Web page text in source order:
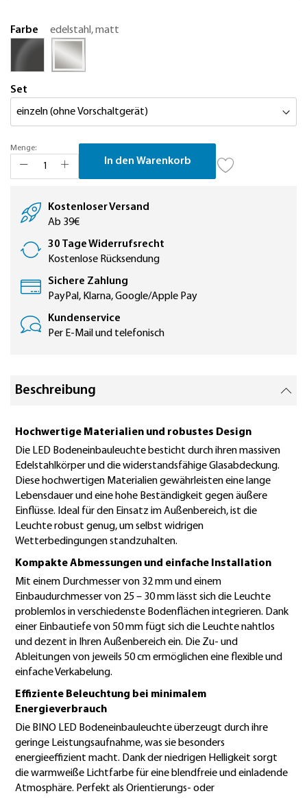
Farbe edelstahl, matt
Set
Menge:
In den Warenkorb
Kostenloser Versand
Ab 39€
30 Tage Widerrufsrecht
Kostenlose Rücksendung
Sichere Zahlung
PayPal, Klarna, Google/Apple Pay
Kundenservice
Per E-Mail und telefonisch
Beschreibung
Hochwertige Materialien und robustes Design
Die LED Bodeneinbauleuchte besticht durch ihren massiven
Edelstahlkörper und die widerstandsfähige Glasabdeckung.
Diese hochwertigen Materialien gewährleisten eine lange
Lebensdauer und eine hohe Beständigkeit gegen äußere
Einflüsse. Ideal für den Einsatz im Außenbereich, ist die
Leuchte robust genug, um selbst widrigen
Wetterbedingungen standzuhalten.
Kompakte Abmessungen und einfache Installation
Mit einem Durchmesser von 32 mm und einem
Einbaudurchmesser von 25 – 30 mm lässt sich die Leuchte
problemlos in verschiedenste Bodenflächen integrieren. Dank
einer Einbautiefe von 50 mm fügt sich die Leuchte nahtlos
und dezent in Ihren Außenbereich ein. Die Zu- und
Ableitungen von jeweils 50 cm ermöglichen eine flexible und
einfache Verkabelung.
Effiziente Beleuchtung bei minimalem
Energieverbrauch
Die BINO LED Bodeneinbauleuchte überzeugt durch ihre
geringe Leistungsaufnahme, was sie besonders
energieeffizient macht. Dank der niedrigen Helligkeit sorgt
die warmweiße Lichtfarbe für eine blendfreie und einladende
Atmosphäre. Perfekt als Orientierungs- oder